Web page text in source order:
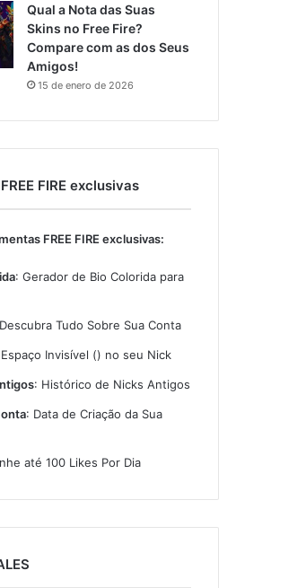
Qual a Nota das Suas
Skins no Free Fire?
Compare com as dos Seus
Amigos!
15 de enero de 2026
FIRE exclusivas
FREE FIRE exclusivas:
: Gerador de Bio Colorida para
Descubra Tudo Sobre Sua Conta
Espaço Invisível (ㅤ) no seu Nick
: Histórico de Nicks Antigos
: Data de Criação da Sua
até 100 Likes Por Dia